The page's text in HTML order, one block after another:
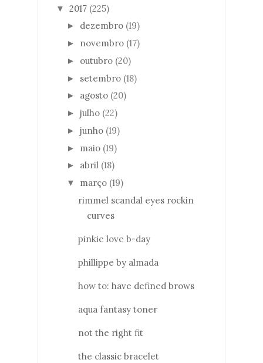
▼ 2017 (225)
► dezembro (19)
► novembro (17)
► outubro (20)
► setembro (18)
► agosto (20)
► julho (22)
► junho (19)
► maio (19)
► abril (18)
▼ março (19)
rimmel scandal eyes rockin
curves
pinkie love b-day
phillippe by almada
how to: have defined brows
aqua fantasy toner
not the right fit
the classic bracelet